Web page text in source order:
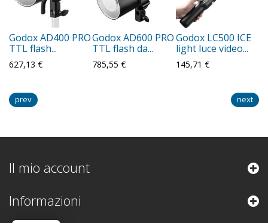
Godox AD400 PRO
TTL flash...
627,13 €
Godox AD600 PRO
TTL flash da...
785,55 €
Godox LC500 ICE
light luce video...
145,71 €
prev next
Il mio account
Informazioni